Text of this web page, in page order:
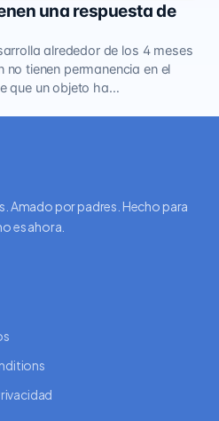
una respuesta de
alrededor de los 4 meses
tienen permanencia en el
que un objeto ha…
Amado por padres. Hecho para
es ahora.